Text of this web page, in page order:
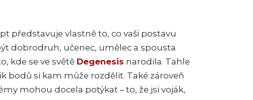
představuje vlastně to, co vaši postavu
dobrodruh, učenec, umělec a spousta
kde se ve světě Degenesis narodila. Tahle
bodů si kam může rozdělit. Také zároveň
mohou docela potýkat – to, že jsi voják,